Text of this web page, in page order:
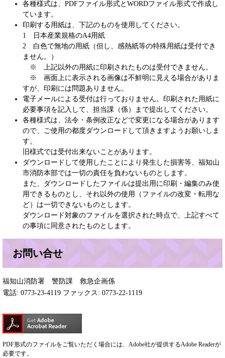
各種様式は、PDFファイル形式とWORDファイル形式で作成し
ています。
印刷する用紙は、下記のものを使用してください。
1 日本産業規格のA4用紙
2 白色で無地の用紙（但し、感熱紙等の特殊用紙は受付でき
ません。）
※ 上記以外の用紙に印刷されたものは受付できません。
※ 画面上に表示される画像は不鮮明に見える場合がありま
すが、印刷には問題ありません。
電子メールによる受付は行っておりません。印刷された用紙に
必要事項を記入して、担当課（係）まで提出してください。
各種様式は、法令・条例改正などで変更になる場合があります
ので、ご使用の都度ダウンロードして頂きますようお願いしま
す。
旧様式では受付出来ないことがあります。
ダウンロードして使用したことにより発生した損害等、福知山
市消防本部では一切の責任を負わないものとします。
また、ダウンロードしたファイルは提出用に印刷・編集のみ使
用できるものとし、それ以外の使用（ファイルの改変・転用な
ど）は一切できないものとします。
ダウンロード対象のファイルを選択された時点で、上記すべて
の事項に同意されたものとします。
お問い合せ
福知山消防署 警防課 救急企画係
電話: 0773-23-4119 ファックス: 0773-22-1119
PDF形式のファイルをご覧いただく場合には、Adobe社が提供するAdobe Readerが
必要です。